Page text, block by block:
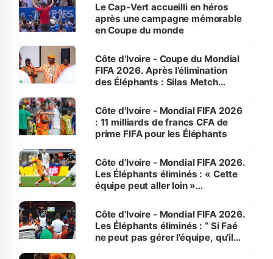
Le Cap-Vert accueilli en héros
après une campagne mémorable
en Coupe du monde
Côte d’Ivoire - Coupe du Mondial
FIFA 2026. Après l’élimination
des Éléphants : Silas Metch
de cette campagne »
Côte d'Ivoire - Mondial FIFA 2026
: 11 milliards de francs CFA de
prime FIFA pour les Éléphants
Côte d’Ivoire - Mondial FIFA 2026.
Les Éléphants éliminés : « Cette
équipe peut aller loin »
Côte d’Ivoire - Mondial FIFA 2026.
Les Éléphants éliminés : “ Si Faé
ne peut pas gérer l’équipe, qu’il